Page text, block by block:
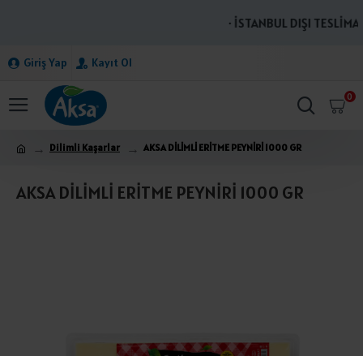
· İSTANBUL DIŞI
Giriş Yap Kayıt Ol
0
Dilimli Kaşarlar AKSA DİLİMLİ ERİTME PEYNİRİ 1000 GR
AKSA DİLİMLİ ERİTME PEYNİRİ 1000 GR